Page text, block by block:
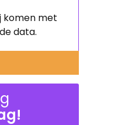
komen met
data.